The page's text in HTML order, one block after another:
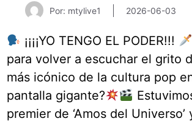
Por: mtylive1 2026-06-03
¡¡¡¡YO TENGO EL PODER!!!
para volver a escuchar el grito
más icónico de la cultura pop
pantalla gigante?
premier de ‘Amos del Universo’